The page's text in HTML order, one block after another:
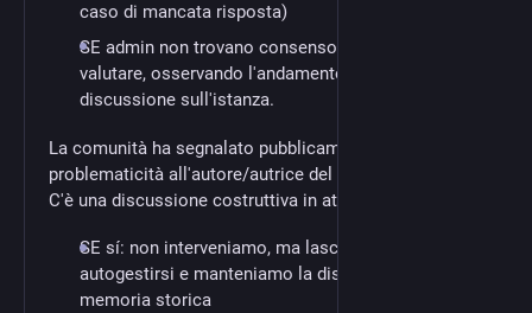
caso di mancata risposta)
SE admin non trovano consenso: si continua a
valutare, osservando l'andamento della
discussione sull'istanza.
La comunità ha segnalato pubblicamente la
problematicità all'autore/autrice del toot?
C'è una discussione costruttiva in atto?
SE sí: non interveniamo, ma lasciamo l'istanza
autogestirsi e manteniamo la discussione per
memoria storica